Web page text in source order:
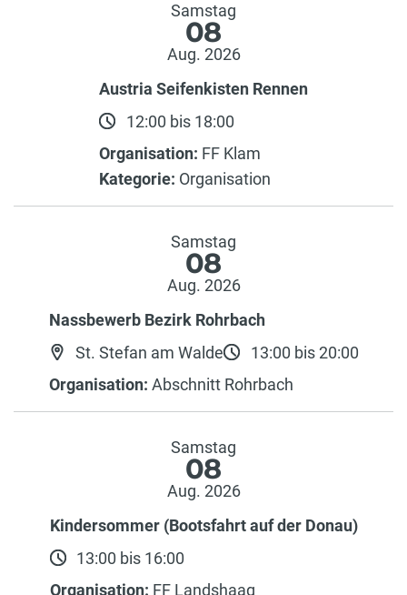
Samstag
08
Aug. 2026
Austria Seifenkisten Rennen
12:00 bis 18:00
Organisation: FF Klam
Kategorie: Organisation
Samstag
08
Aug. 2026
Nassbewerb Bezirk Rohrbach
St. Stefan am Walde
13:00 bis 20:00
Organisation: Abschnitt Rohrbach
Samstag
08
Aug. 2026
Kindersommer (Bootsfahrt auf der Donau)
13:00 bis 16:00
Organisation: FF Landshaag